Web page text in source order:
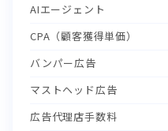
AIエージェント
CPA（顧客獲得単価）
バンパー広告
マストヘッド広告
広告代理店手数料